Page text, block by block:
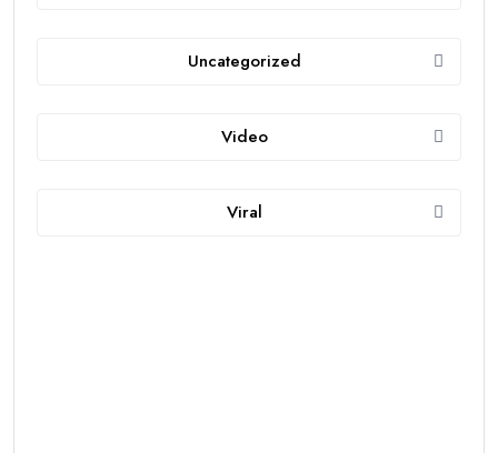
Uncategorized
Video
Viral